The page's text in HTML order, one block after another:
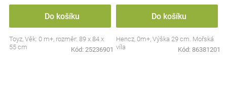
Do košíku
Toyz, Věk: 0 m+, rozměr: 89 x 84 x
55 cm
Kód: 25236901
Do košíku
Hencz, 0m+, Výška 29 cm. Mořská
víla
Kód: 86381201